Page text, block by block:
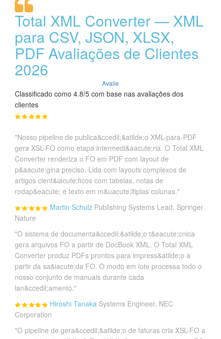
Total XML Converter — XML
para CSV, JSON, XLSX,
PDF Avaliações de Clientes
2026
Avalie
Classificado como 4.8/5 com base nas avaliações dos
clientes
"Nosso pipeline de publica&ccedil;&atilde;o XML-para-PDF
gera XSL-FO como etapa intermedi&aacute;ria. O Total XML
Converter renderiza o FO em PDF com layout de
p&aacute;gina preciso. Lida com layouts complexos de
artigos cient&iacute;ficos com tabelas, notas de
rodap&eacute; e texto em m&uacute;ltiplas colunas."
Martin Schulz Publishing Systems Lead, Springer
Nature
"O sistema de documenta&ccedil;&atilde;o t&eacute;cnica
gera arquivos FO a partir de DocBook XML. O Total XML
Converter produz PDFs prontos para impress&atilde;o a
partir da sa&iacute;da FO. O modo em lote processa todo o
nosso conjunto de manuais durante cada
lan&ccedil;amento."
Hiroshi Tanaka Systems Engineer, NEC
Corporation
"O pipeline de gera&ccedil;&atilde;o de faturas cria XSL-FO a